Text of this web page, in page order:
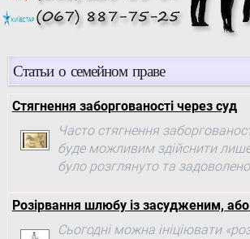
Статьи о семейном праве
Стягнення заборгованості через суд
Часто стягнення
буде можливим здійснити лише
було розглянуто та
Розірвання шлюбу із засудженим,
Сьогодні можна ініціювати